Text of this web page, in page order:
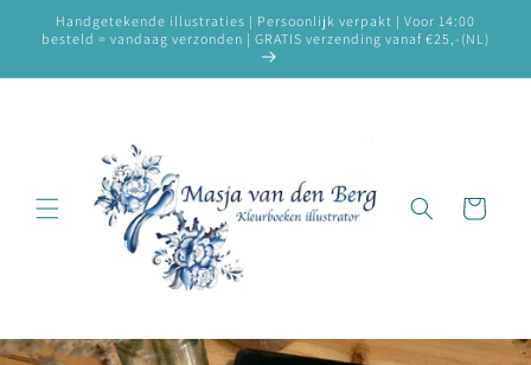
naar de
content
Handgetekende illustraties | Persoonlijk verpakt | Voor 14:00
besteld = vandaag verzonden | GRATIS verzending vanaf €25,-(NL)
Winkelwagen